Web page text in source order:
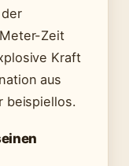
Zeit
Kraft
aus
beispiellos.